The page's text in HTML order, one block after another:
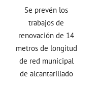
Se prevén los
trabajos de
renovación de 14
metros de longitud
de red municipal
de alcantarillado